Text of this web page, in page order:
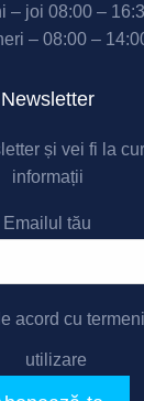
– joi 08:00 –
– 08:00 –
Newsletter
și vei fi la
informații
Emailul tău
acord cu
utilizare